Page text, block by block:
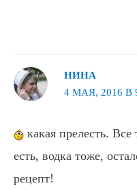
НИНА
4 МАЯ, 2016 В
какая прелесть.
есть, водка тоже,
рецепт!